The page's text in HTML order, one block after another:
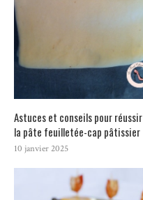
Astuces et conseils pour réussir
la pâte feuilletée-cap pâtissier
10 janvier 2025